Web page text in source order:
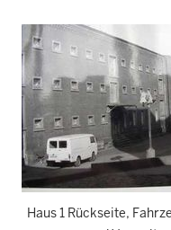
Haus 1 Rückseite,